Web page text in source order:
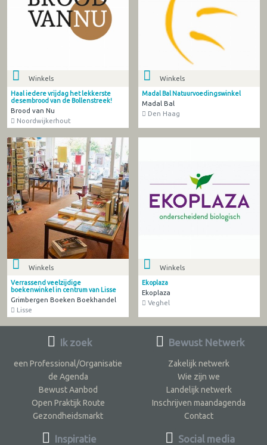
Winkels
Haal iedere vrijdag het lekkerste
desembrood van de Bollenstreek!
Brood van Nu
Noordwijkerhout
Winkels
Madal Bal Natuurvoedingswinkel
Madal Bal
Den Haag
Winkels
Verrassend veelzijdige
boekenwinkel in centrum van Lisse
Grimbergen Boeken Boekhandel
Lisse
Winkels
Ekoplaza
Ekoplaza
Veghel
Ik zoek
een Professional/Organisatie
de Agenda
Bewust Aanbod
Open Praktijk Route
Gezondheidsmarkt
Inspiratie
Bewust Netwerk
Zakelijk netwerk
Wie zijn we
Landelijk netwerk
Inschrijven maandagenda
Contact
Social media